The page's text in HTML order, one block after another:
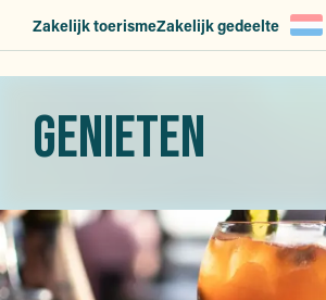
Zakelijk toerismeZakelijk gedeelte
GENIETEN